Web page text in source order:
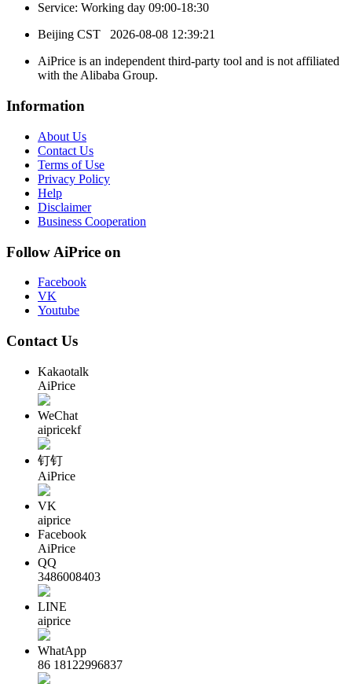
Service: Working day 09:00-18:30
Beijing CST 2026-08-08 12:39:21
AiPrice is an independent third-party tool and is not affiliated
with the Alibaba Group.
Information
About Us
Contact Us
Terms of Use
Privacy Policy
Help
Disclaimer
Business Cooperation
Follow AiPrice on
Facebook
VK
Youtube
Contact Us
Kakaotalk
AiPrice
WeChat
aipricekf
钉钉
AiPrice
VK
aiprice
Facebook
AiPrice
QQ
3486008403
LINE
aiprice
WhatApp
86 18122996837